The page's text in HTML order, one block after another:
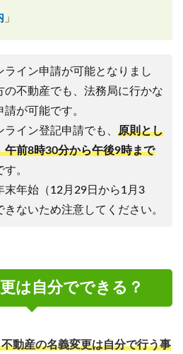
」
ライン申請が可能となりまし
の不動産でも、法務局に行かな
請が可能です。
ライン登記申請でも、 原則とし
午前8時30分から午後9時まで
す。
末年始（12月29日から1月3
きないため注意してください。
は自分でできる？
動産の名義変更は自分で行う事